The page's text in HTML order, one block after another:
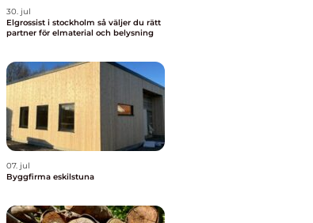
30. jul
Elgrossist i stockholm så väljer du rätt
partner för elmaterial och belysning
07. jul
Byggfirma eskilstuna